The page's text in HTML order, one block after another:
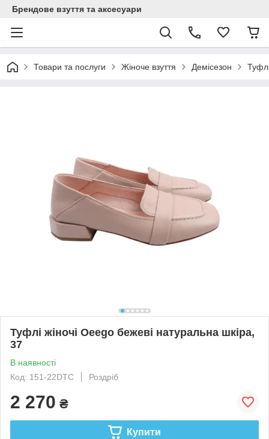
Брендове взуття та аксесуари
Товари та послуги Жіноче взуття Демісезон
Туфлі жіночі Oeego бежеві натуральна шкіра,
37
В наявності
Код: 151-22DTC
Роздріб
2 270 ₴
Купити